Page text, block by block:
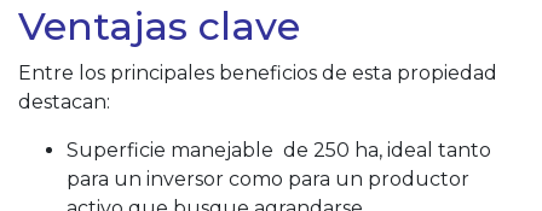
Ventajas clave
Entre los principales beneficios de esta propiedad
destacan:
Superficie manejable de 250 ha, ideal tanto
para un inversor como para un productor